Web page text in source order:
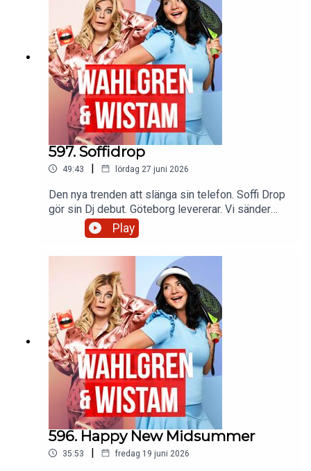
597. Soffidrop
49:43 | lördag 27 juni 2026
Den nya trenden att slänga sin telefon. Soffi Drop
gör sin Dj debut. Göteborg levererar. Vi sänder
pappa Hans en tanke på 89-års dagen. Sofia får
en lysande present. Föräldraskap i generationer.
Och frånvarande pappor. Fotbollsfeber och Kid
Play
596. Happy New Midsummer
35:53 | fredag 19 juni 2026